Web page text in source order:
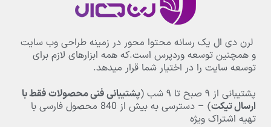
لرن دی ال یک رسانه محتوا محور در زمینه طراحی وب سایت
و همچنین توسعه وردپرس است.که همه ابزارهای لازم برای
توسعه سایت را در اختیار شما قرار میدهد.
پشتیبانی از ۹ صبح تا ۹ شب (پشتیبانی فنی محصولات فقط با
ارسال تیکت) – دسترسی به بیش از 840 محصول فارسی با
تهیه اشتراک ویژه